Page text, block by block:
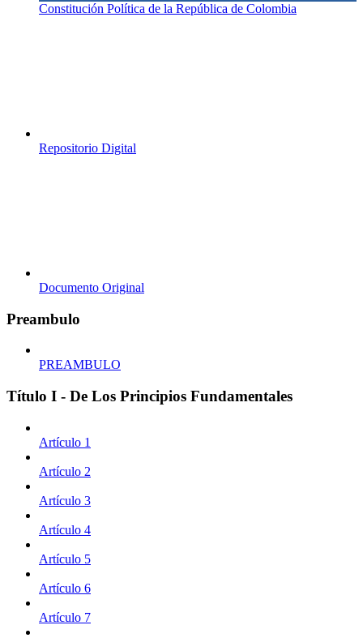
Constitución Política de la República de Colombia
Repositorio Digital
Documento Original
Preambulo
PREAMBULO
Título I - De Los Principios Fundamentales
Artículo 1
Artículo 2
Artículo 3
Artículo 4
Artículo 5
Artículo 6
Artículo 7